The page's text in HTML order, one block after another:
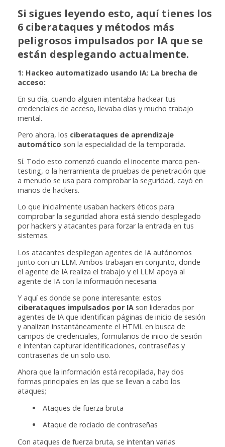
Si sigues leyendo esto, aquí tienes los
6 ciberataques y métodos más
peligrosos impulsados por IA que se
están desplegando actualmente.
1: Hackeo automatizado usando IA: La brecha de
acceso:
En su día, cuando alguien intentaba hackear tus
credenciales de acceso, llevaba días y mucho trabajo
mental.
Pero ahora, los ciberataques de aprendizaje
automático son la especialidad de la temporada.
Sí. Todo esto comenzó cuando el inocente marco pen-
testing, o la herramienta de pruebas de penetración que
a menudo se usa para comprobar la seguridad, cayó en
manos de hackers.
Lo que inicialmente usaban hackers éticos para
comprobar la seguridad ahora está siendo desplegado
por hackers y atacantes para forzar la entrada en tus
sistemas.
Los atacantes despliegan agentes de IA autónomos
junto con un LLM. Ambos trabajan en conjunto, donde
el agente de IA realiza el trabajo y el LLM apoya al
agente de IA con la información necesaria.
Y aquí es donde se pone interesante: estos
ciberataques impulsados por IA son liderados por
agentes de IA que identifican páginas de inicio de sesión
y analizan instantáneamente el HTML en busca de
campos de credenciales, formularios de inicio de sesión
e intentan capturar identificaciones, contraseñas y
contraseñas de un solo uso.
Ahora que la información está recopilada, hay dos
formas principales en las que se llevan a cabo los
ataques;
Ataques de fuerza bruta
Ataque de rociado de contraseñas
Con ataques de fuerza bruta, se intentan varias